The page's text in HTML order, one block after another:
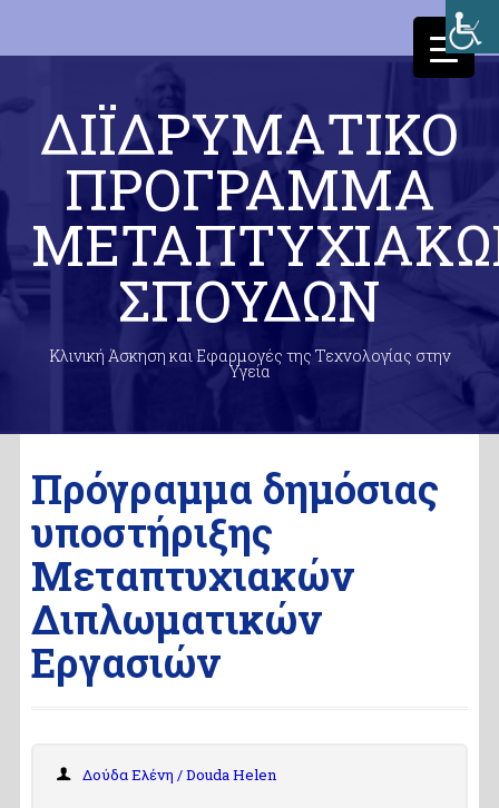
ΔΙΪΔΡΥΜΑΤΙΚΟ
ΠΡΟΓΡΑΜΜΑ
ΣΠΟΥΔΩΝ
Κλινική Άσκηση και Εφαρμογές της Τεχνολογίας στην
Υγεία
Πρόγραμμα δημόσιας
υποστήριξης
Μεταπτυχιακών
Διπλωματικών
Εργασιών
Δούδα Ελένη / Douda Helen